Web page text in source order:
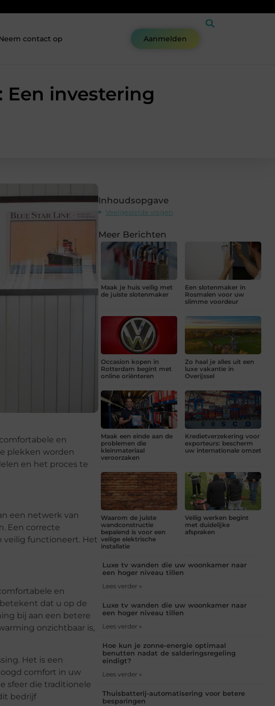
contact op Aanmelden
investering
en
plekken worden
en het proces te
een netwerk van
Een correcte
veilig functioneert. Het
en
dat u op de
bij aan een betere
onzichtbaar is,
Het is een
comfort in uw
sfeer die traditionele
bedrijf
Inhoudsopgave
Veelgestelde vragen
Meer Berichten
Maak je huis veilig met
de juiste slotenmaker
Een slotenmaker in
Rosmalen voor uw
slimme voordeur
Occasion kopen in
Rotterdam begint met
online oriënteren
Zo haal je alles uit een
luxe vakantie in
Overijssel
Maak een einde aan de
problemen die
kleinmateriaal
veroorzaken
Kredietverzekering voor
exporteurs: bescherm
uw internationale omzet
Waarom de juiste
wandconstructie
bepalend is voor een
veilige elektrische
installatie
Veilig werken begint
met duidelijke
afspraken
Luxe tv wanden die uw woonkamer naar
een hoger niveau tillen
Lees verder »
Luxe tv wanden die uw woonkamer naar
een hoger niveau tillen
Lees verder »
Hoe kun je zonne-energie optimaal
benutten nadat de salderingsregeling
eindigt?
Lees verder »
Thuisbatterij-automatisering voor betere
besparingen